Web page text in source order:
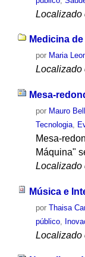
Localizado
Medicina
por Maria
Localizado
Mesa-
por Mauro
Tecnologia
Mesa-
Máquina"
Localizado
Música e
porThaisa
público
Localizado